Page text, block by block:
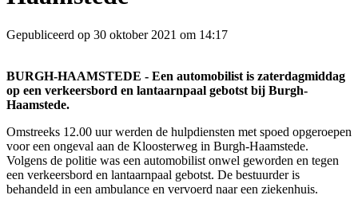
Gepubliceerd op 30 oktober 2021 om 14:17
BURGH-HAAMSTEDE - Een automobilist is zaterdagmiddag
op een verkeersbord en lantaarnpaal gebotst bij Burgh-
Haamstede.
Omstreeks 12.00 uur werden de hulpdiensten met spoed opgeroepen
voor een ongeval aan de Kloosterweg in Burgh-Haamstede.
Volgens de politie was een automobilist onwel geworden en tegen
een verkeersbord en lantaarnpaal gebotst. De bestuurder is
behandeld in een ambulance en vervoerd naar een ziekenhuis.